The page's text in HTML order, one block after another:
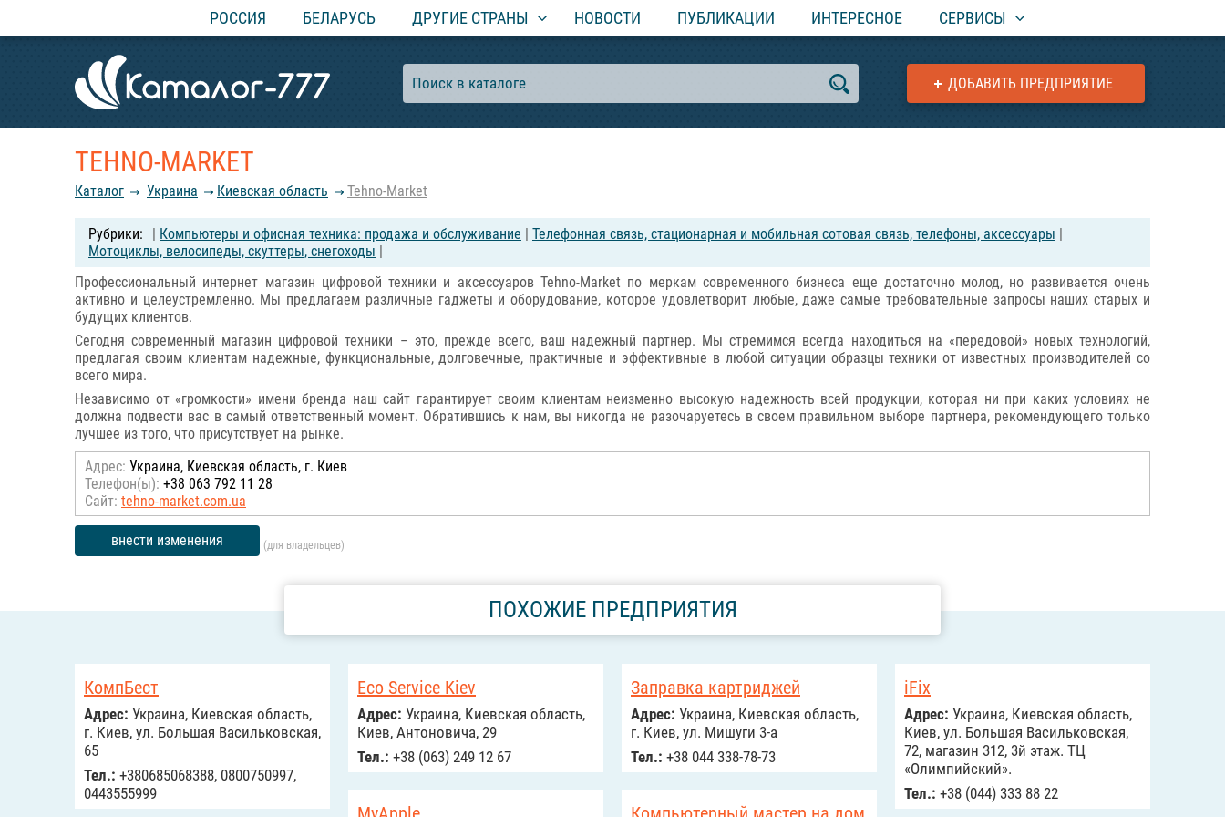
РОССИЯ БЕЛАРУСЬ ДРУГИЕ СТРАНЫ НОВОСТИ ПУБЛИКАЦИИ ИНТЕРЕСНОЕ СЕРВИСЫ
ДОБАВИТЬ ПРЕДПРИЯТИЕ
TEHNO-MARKET
Каталог Украина Киевская область Tehno-Market
| Компьютеры и офисная техника: продажа и обслуживание | Телефонная связь, стационарная и мобильная сотовая связь, телефоны, аксессуары |
Мотоциклы, велосипеды, скуттеры, снегоходы |
Профессиональный интернет магазин цифровой техники и аксессуаров Tehno-Market по меркам современного бизнеса еще достаточно молод, но развивается очень
активно и целеустремленно. Мы предлагаем различные гаджеты и оборудование, которое удовлетворит любые, даже самые требовательные запросы наших старых и
будущих клиентов.
Сегодня современный магазин цифровой техники – это, прежде всего, ваш надежный партнер. Мы стремимся всегда находиться на «передовой» новых технологий,
предлагая своим клиентам надежные, функциональные, долговечные, практичные и эффективные в любой ситуации образцы техники от известных производителей со
всего мира.
Независимо от «громкости» имени бренда наш сайт гарантирует своим клиентам неизменно высокую надежность всей продукции, которая ни при каких условиях не
должна подвести вас в самый ответственный момент. Обратившись к нам, вы никогда не разочаруетесь в своем правильном выборе партнера, рекомендующего только
лучшее из того, что присутствует на рынке.
Адрес: Украина, Киевская область, г. Киев
Телефон(ы): +38 063 792 11 28
Сайт: tehno-market.com.ua
внести изменения (для владельцев)
ПОХОЖИЕ ПРЕДПРИЯТИЯ
КомпБест
Адрес: Украина, Киевская область,
г. Киев, ул. Большая Васильковская,
65
Тел.: +380685068388, 0800750997,
0443555999
Eco Service Kiev
Адрес: Украина, Киевская область,
Киев, Антоновича, 29
Тел.: +38 (063) 249 12 67
Заправка картриджей
Адрес: Украина, Киевская область,
г. Киев, ул. Мишуги 3-а
Тел.: +38 044 338-78-73
iFix
Адрес: Украина, Киевская область,
Киев, ул. Большая Васильковская,
72, магазин 312, 3й этаж. ТЦ
«Олимпийский».
Тел.: +38 (044) 333 88 22